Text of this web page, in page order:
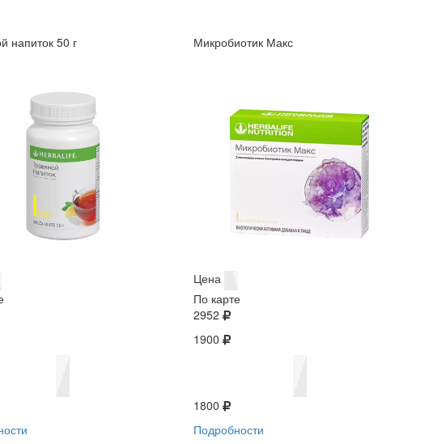
напиток 50 г
Микробиотик Макс
Цена
По карте
2952
1900
1800
Подробности